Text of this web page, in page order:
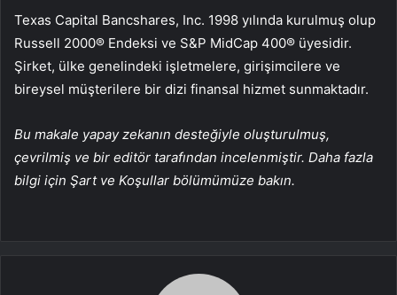
Texas Capital Bancshares, Inc. 1998 yılında kurulmuş olup
Russell 2000® Endeksi ve S&P MidCap 400® üyesidir.
Şirket, ülke genelindeki işletmelere, girişimcilere ve
bireysel müşterilere bir dizi finansal hizmet sunmaktadır.
Bu makale yapay zekanın desteğiyle oluşturulmuş,
çevrilmiş ve bir editör tarafından incelenmiştir. Daha fazla
bilgi için Şart ve Koşullar bölümümüze bakın.